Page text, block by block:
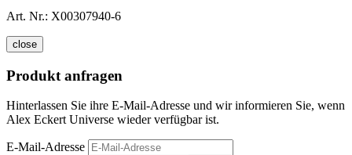
Art. Nr.: X00307940-6
close
Produkt anfragen
Hinterlassen Sie ihre E-Mail-Adresse und wir informieren Sie, wenn
Alex Eckert Universe wieder verfügbar ist.
E-Mail-Adresse